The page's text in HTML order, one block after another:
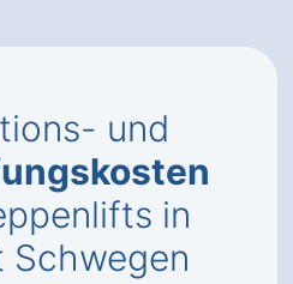
und
in
Schwegen